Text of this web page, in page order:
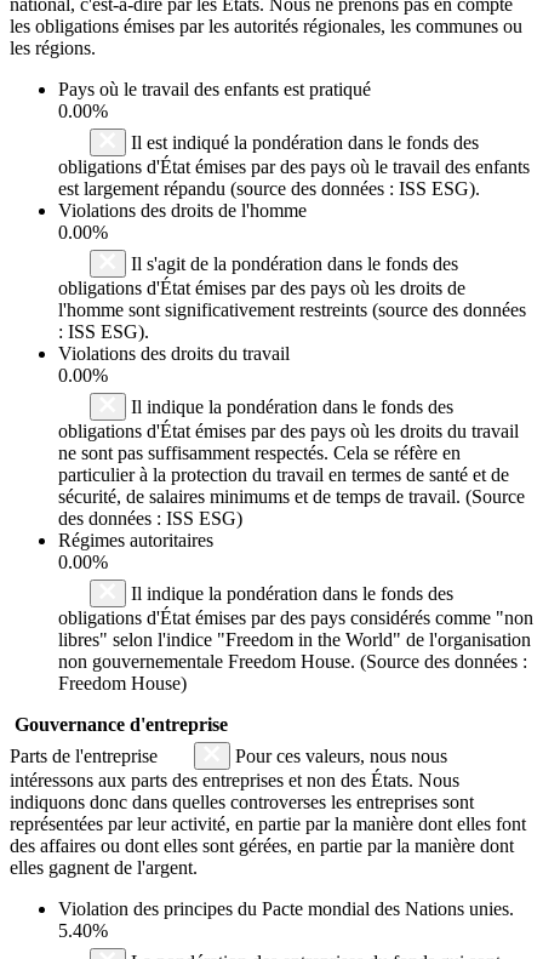
les obligations émises par les autorités régionales, les communes ou
les régions.
Pays où le travail des enfants est pratiqué
0.00%
Il est indiqué la pondération dans le fonds des
obligations d'État émises par des pays où le travail des enfants
est largement répandu (source des données : ISS ESG).
Violations des droits de l'homme
0.00%
Il s'agit de la pondération dans le fonds des
obligations d'État émises par des pays où les droits de
l'homme sont significativement restreints (source des données
: ISS ESG).
Violations des droits du travail
0.00%
Il indique la pondération dans le fonds des
obligations d'État émises par des pays où les droits du travail
ne sont pas suffisamment respectés. Cela se réfère en
particulier à la protection du travail en termes de santé et de
sécurité, de salaires minimums et de temps de travail. (Source
des données : ISS ESG)
Régimes autoritaires
0.00%
Il indique la pondération dans le fonds des
obligations d'État émises par des pays considérés comme "non
libres" selon l'indice "Freedom in the World" de l'organisation
non gouvernementale Freedom House. (Source des données :
Freedom House)
Gouvernance d'entreprise
Parts de l'entreprise
Pour ces valeurs, nous nous
intéressons aux parts des entreprises et non des États. Nous
indiquons donc dans quelles controverses les entreprises sont
représentées par leur activité, en partie par la manière dont elles font
des affaires ou dont elles sont gérées, en partie par la manière dont
elles gagnent de l'argent.
Violation des principes du Pacte mondial des Nations unies.
5.40%